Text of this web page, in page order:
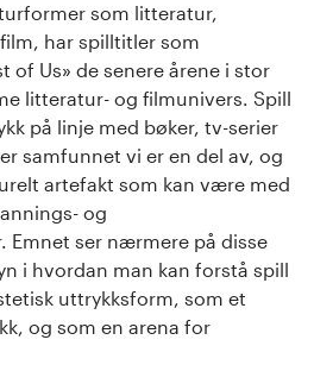
som litteratur,
har spilltitler som
of Us» de senere årene i stor
litteratur- og filmunivers. Spill
på linje med bøker, tv-serier
samfunnet vi er en del av, og
artefakt som kan være med
og
Emnet ser nærmere på disse
i hvordan man kan forstå spill
uttrykksform, som et
og som en arena for